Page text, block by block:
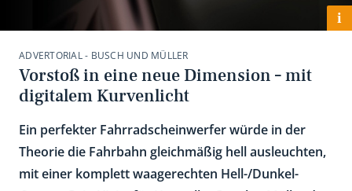
i
ADVERTORIAL - BUSCH UND MÜLLER
Vorstoß in eine neue Dimension – mit
digitalem Kurvenlicht
Ein perfekter Fahrradscheinwerfer würde in der
Theorie die Fahrbahn gleichmäßig hell ausleuchten,
mit einer komplett waagerechten Hell-/Dunkel-